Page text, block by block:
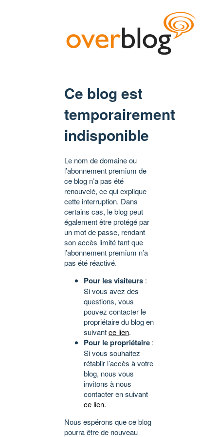
Ce blog est
temporairement
indisponible
Le nom de domaine ou
l’abonnement premium de
ce blog n’a pas été
renouvelé, ce qui explique
cette interruption. Dans
certains cas, le blog peut
également être protégé par
un mot de passe, rendant
son accès limité tant que
l’abonnement premium n’a
pas été réactivé.
Pour les visiteurs :
Si vous avez des
questions, vous
pouvez contacter le
propriétaire du blog en
suivantce lien.
Pour le propriétaire :
Si vous souhaitez
rétablir l’accès à votre
blog, nous vous
invitons à nous
contacter en suivant
ce lien.
Nous espérons que ce blog
pourra être de nouveau